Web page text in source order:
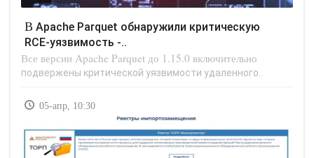
В Apache Parquet обнаружили критическую
RCE-уязвимость -..
Все версии Apache Parquet до 1.15.0 включительно
подвержены критической уязвимости удаленного..
05-апр, 10:30